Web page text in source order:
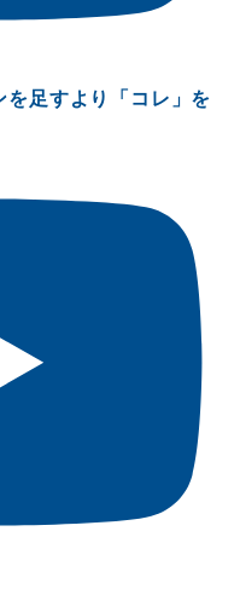
を足すより「コレ」を